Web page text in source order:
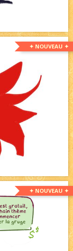
✦ NOUVEAU ✦
✦ NOUVEAU ✦